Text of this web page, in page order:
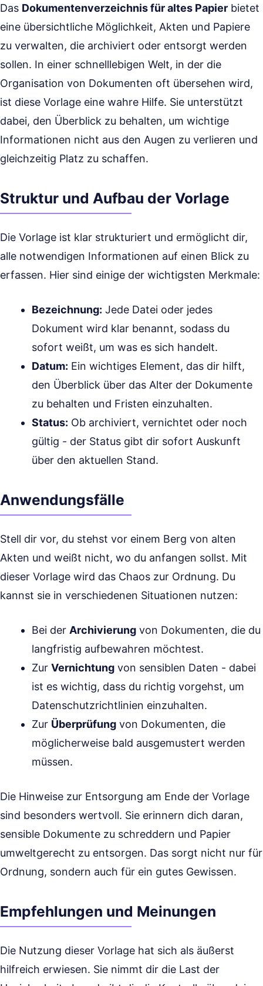
Das Dokumentenverzeichnis für altes Papier bietet
eine übersichtliche Möglichkeit, Akten und Papiere
zu verwalten, die archiviert oder entsorgt werden
sollen. In einer schnelllebigen Welt, in der die
Organisation von Dokumenten oft übersehen wird,
ist diese Vorlage eine wahre Hilfe. Sie unterstützt
dabei, den Überblick zu behalten, um wichtige
Informationen nicht aus den Augen zu verlieren und
gleichzeitig Platz zu schaffen.
Struktur und Aufbau der Vorlage
Die Vorlage ist klar strukturiert und ermöglicht dir,
alle notwendigen Informationen auf einen Blick zu
erfassen. Hier sind einige der wichtigsten Merkmale:
Bezeichnung: Jede Datei oder jedes
Dokument wird klar benannt, sodass du
sofort weißt, um was es sich handelt.
Datum: Ein wichtiges Element, das dir hilft,
den Überblick über das Alter der Dokumente
zu behalten und Fristen einzuhalten.
Status: Ob archiviert, vernichtet oder noch
gültig - der Status gibt dir sofort Auskunft
über den aktuellen Stand.
Anwendungsfälle
Stell dir vor, du stehst vor einem Berg von alten
Akten und weißt nicht, wo du anfangen sollst. Mit
dieser Vorlage wird das Chaos zur Ordnung. Du
kannst sie in verschiedenen Situationen nutzen:
Bei der Archivierung von Dokumenten, die du
langfristig aufbewahren möchtest.
Zur Vernichtung von sensiblen Daten - dabei
ist es wichtig, dass du richtig vorgehst, um
Datenschutzrichtlinien einzuhalten.
Zur Überprüfung von Dokumenten, die
möglicherweise bald ausgemustert werden
müssen.
Die Hinweise zur Entsorgung am Ende der Vorlage
sind besonders wertvoll. Sie erinnern dich daran,
sensible Dokumente zu schreddern und Papier
umweltgerecht zu entsorgen. Das sorgt nicht nur für
Ordnung, sondern auch für ein gutes Gewissen.
Empfehlungen und Meinungen
Die Nutzung dieser Vorlage hat sich als äußerst
hilfreich erwiesen. Sie nimmt dir die Last der